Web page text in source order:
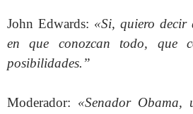
John Edwards: «Si, quiero decir
en que conozcan todo, que
posibilidades.”
Moderador: «Senador Obama,